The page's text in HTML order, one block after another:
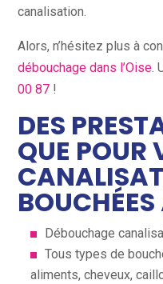
canalisation.
Alors, n’hésitez plus à
débouchage dans l’Oise.
00 87 !
DES
QUE POUR
Débouchage
Tous types de
aliments, cheveux,